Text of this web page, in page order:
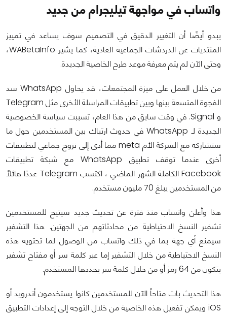
واتساب في مواجهة تيليجرام من جديد
يبدو أيضًا أن التغيير الدقيق في التصميم سوف يساعد في تمييز
المنتديات عن الدردشات الجماعية العادية، كما يشير WABetaInfo،
وحتى الآن لم يتم معرفة موعد طرح الخاصية الجديدة.
من خلال العمل على ميزة المجتمعات، قد يحاول WhatsApp سد
الفجوة المتسعة بينها وبين تطبيقات المراسلة الأخرى مثل Telegram
و Signal. في وقت سابق من هذا العام، تسببت سياسة الخصوصية
الجديدة لـ WhatsApp في حدوث ارتباك بين المستخدمين حول ما
ستشاركه مع الشركة الأم meta مما أدى إلى نزوح جماعي لتطبيقات
أخرى عندما توقف تطبيق WhatsApp مع شبكة تطبيقات
Facebook الكاملة الشهر الماضي ، اكتسب Telegram عددًا هائلاً
من المستخدمين يبلغ 70 مليون مستخدم.
هذا وأعلن واتساب منذ فترة عن تحديث جديد سيتيح للمستخدمين
تشفير النسخ الاحتياطية من محادثاتهم من الجهتين. هذا التشفير
سيمنع أي جهة بما في ذلك واتساب من الوصول لما تحتويه هذه
النسخ الاحتياطية من خلال التشفير إما عبر كلمة سر أو مفتاح تشفير
يتكون من 64 رمز أو من خلال كلمة سر يحددها المستخدم.
هذا التحديث بات متاحاً الآن للمستخدمين كانوا يستخدمون أندرويد أو
iOS ويمكن تفعيل هذه الخاصية من خلال التوجه إلى إعدادات التطبيق